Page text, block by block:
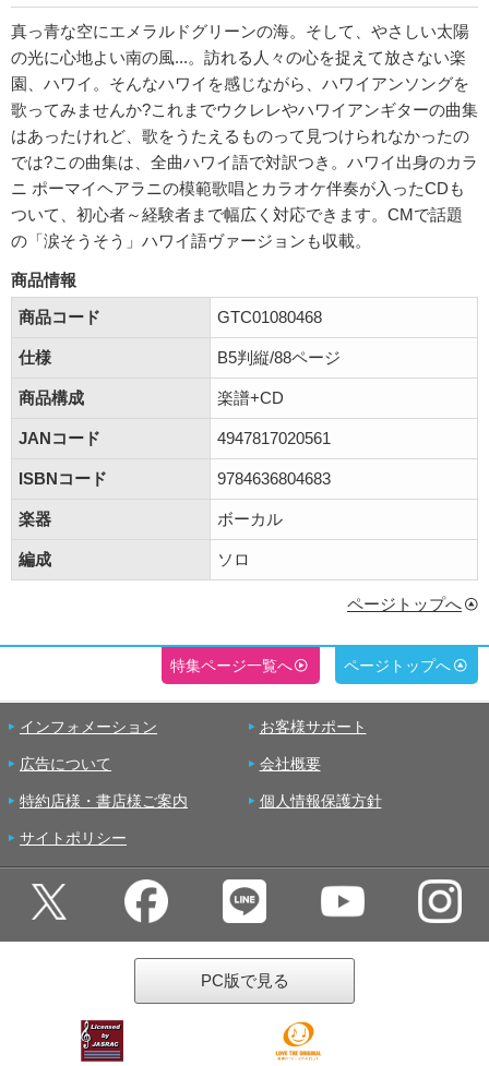
真っ青な空にエメラルドグリーンの海。そして、やさしい太陽
の光に心地よい南の風...。訪れる人々の心を捉えて放さない楽
園、ハワイ。そんなハワイを感じながら、ハワイアンソングを
歌ってみませんか?これまでウクレレやハワイアンギターの曲集
はあったけれど、歌をうたえるものって見つけられなかったの
では?この曲集は、全曲ハワイ語で対訳つき。ハワイ出身のカラ
ニ ポーマイヘアラニの模範歌唱とカラオケ伴奏が入ったCDも
ついて、初心者～経験者まで幅広く対応できます。CMで話題
の「涙そうそう」ハワイ語ヴァージョンも収載。
商品情報
商品コード
GTC01080468
仕様 B5判縦/88ページ
商品構成 楽譜+CD
JANコード 4947817020561
ISBNコード 9784636804683
楽器 ボーカル
編成 ソロ
ページトップへ
特集ページ一覧へ ページトップへ
インフォメーション お客様サポート
広告について 会社概要
特約店様・書店様ご案内 個人情報保護方針
サイトポリシー
PC版で見る